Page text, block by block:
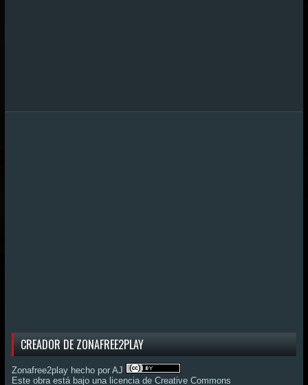
CREADOR DE ZONAFREE2PLAY
Zonafree2play hecho por AJ
Este obra está bajo una licencia de Creative Commons